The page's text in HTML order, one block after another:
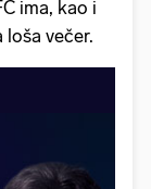
ima, kao i
večer.